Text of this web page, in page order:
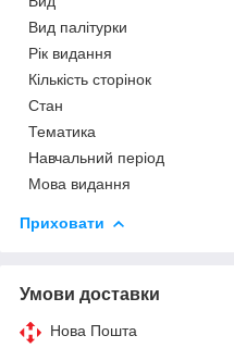
Вид палітурки
Рік видання
Кількість сторінок
Стан
Тематика
Навчальний період
Мова видання
Приховати
Умови доставки
Нова Пошта